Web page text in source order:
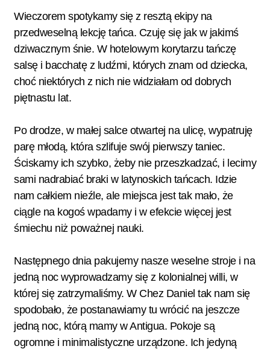
Wieczorem spotykamy się z resztą ekipy na
przedweselną lekcję tańca. Czuję się jak w jakimś
dziwacznym śnie. W hotelowym korytarzu tańczę
salsę i bacchatę z ludźmi, których znam od dziecka,
choć niektórych z nich nie widziałam od dobrych
piętnastu lat.
Po drodze, w małej salce otwartej na ulicę, wypatruję
parę młodą, która szlifuje swój pierwszy taniec.
Ściskamy ich szybko, żeby nie przeszkadzać, i lecimy
sami nadrabiać braki w latynoskich tańcach. Idzie
nam całkiem nieźle, ale miejsca jest tak mało, że
ciągle na kogoś wpadamy i w efekcie więcej jest
śmiechu niż poważnej nauki.
Następnego dnia pakujemy nasze weselne stroje i na
jedną noc wyprowadzamy się z kolonialnej willi, w
której się zatrzymaliśmy. W Chez Daniel tak nam się
spodobało, że postanawiamy tu wrócić na jeszcze
jedną noc, którą mamy w Antigua. Pokoje są
ogromne i minimalistyczne urządzone. Ich jedyną